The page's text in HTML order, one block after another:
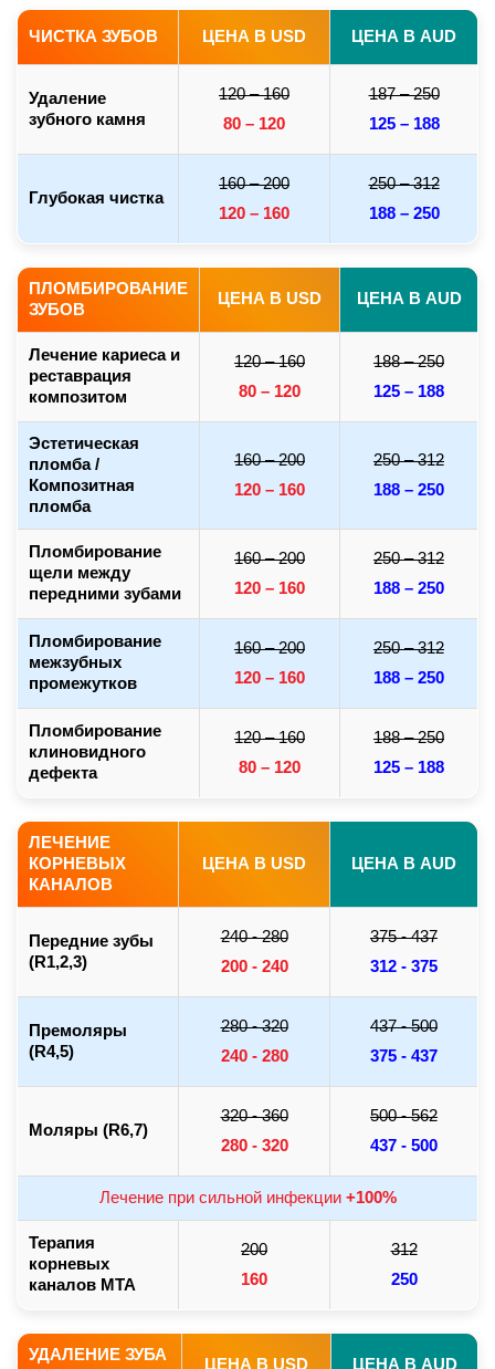
ЧИСТКА ЗУБОВ ЦЕНА В USD ЦЕНА В AUD
Удаление
зубного камня
120 – 160
80 – 120
187 – 250
125 – 188
Глубокая чистка
160 – 200
120 – 160
250 – 312
188 – 250
ПЛОМБИРОВАНИЕ
ЗУБОВ
ЦЕНА В USD ЦЕНА В AUD
Лечение кариеса и
реставрация
композитом
120 – 160
80 – 120
188 – 250
125 – 188
Эстетическая
пломба /
Композитная
пломба
160 – 200
120 – 160
250 – 312
188 – 250
Пломбирование
щели между
передними зубами
160 – 200
120 – 160
250 – 312
188 – 250
Пломбирование
межзубных
промежутков
160 – 200
120 – 160
250 – 312
188 – 250
Пломбирование
клиновидного
дефекта
120 – 160
80 – 120
188 – 250
125 – 188
ЛЕЧЕНИЕ
КОРНЕВЫХ
КАНАЛОВ
ЦЕНА В USD ЦЕНА В AUD
Передние зубы
(R1,2,3)
240 - 280
200 - 240
375 - 437
312 - 375
Премоляры
(R4,5)
280 - 320
240 - 280
437 - 500
375 - 437
Моляры (R6,7)
320 - 360
280 - 320
500 - 562
437 - 500
Лечение при сильной инфекции +100%
Терапия
корневых
каналов MTA
200
160
312
250
УДАЛЕНИЕ ЗУБА
ЦЕНА В USD ЦЕНА В AUD